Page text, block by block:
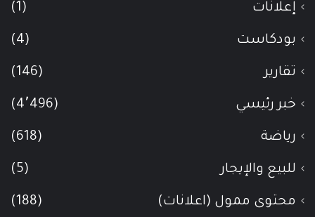
إعلانات (1)
بودكاست (4)
تقارير (146)
خبر رئيسي (4٬496)
رياضة (618)
للبيع والإيجار (5)
محتوى ممول (اعلانات) (188)